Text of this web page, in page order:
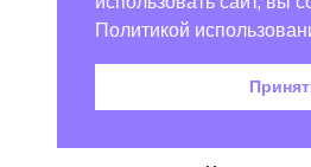
8 800 707
Электронная
По Казани:
Политикой